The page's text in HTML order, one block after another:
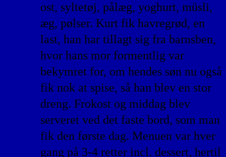
ost, syltetøj, pålæg, yoghurt, müsli,
æg, pølser. Kurt fik havregrød, en
last, han har tillagt sig fra barnsben,
hvor hans mor formentlig var
bekymret for, om hendes søn nu også
fik nok at spise, så han blev en stor
dreng. Frokost og middag blev
serveret ved det faste bord, som man
fik den første dag. Menuen var hver
gang på 3-4 retter incl. dessert, hertil